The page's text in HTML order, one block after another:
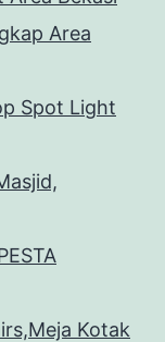
Area
Spot Light
Kotak